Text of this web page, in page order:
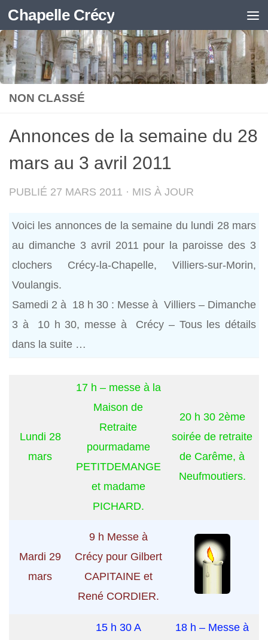
Skip to content
Chapelle Crécy
NON CLASSÉ
Annonces de la semaine du 28
mars au 3 avril 2011
PUBLIÉ 27 MARS 2011 · MIS À JOUR
Voici les annonces de la semaine du lundi 28 mars
au dimanche 3 avril 2011 pour la paroisse des 3
clochers Crécy-la-Chapelle, Villiers-sur-Morin,
Voulangis.
Samedi 2 à 18 h 30 : Messe à Villiers – Dimanche
3 à 10 h 30, messe à Crécy – Tous les détails
dans la suite …
Lundi 28
mars
17 h – messe à la
Maison de
Retraite
pourmadame
PETITDEMANGE
et madame
PICHARD.
20 h 30 2ème
soirée de retraite
de Carême, à
Neufmoutiers.
Mardi 29
mars
9 h Messe à
Crécy pour Gilbert
CAPITAINE et
René CORDIER.
15 h 30 A
18 h – Messe à